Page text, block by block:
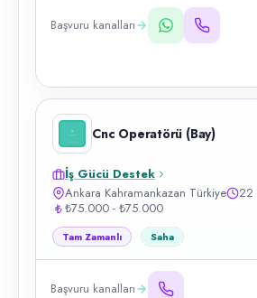
Başvuru kanalları
Cnc Operatörü (Bay)
İş Gücü Destek
Ankara Kahramankazan Türkiye
22
₺75.000 - ₺75.000
Tam Zamanlı Saha
Başvuru kanalları